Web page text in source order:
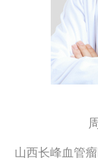
山西长峰血管